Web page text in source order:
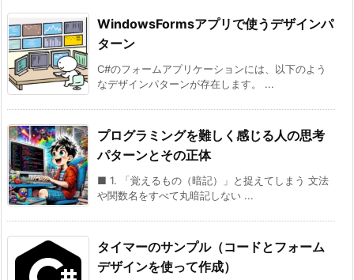
WindowsFormsアプリで使うデザインパ
ターン
C#のフォームアプリケーションには、以下のよう
なデザインパターンが存在します。 ...
プログラミングを難しく感じる人の思考
パターンとその正体
■ 1. 「覚えるもの（暗記）」と捉えてしまう 文法
や関数名をすべて丸暗記しない ...
タイマーのサンプル（コードとフォーム
デザインを使って作成）